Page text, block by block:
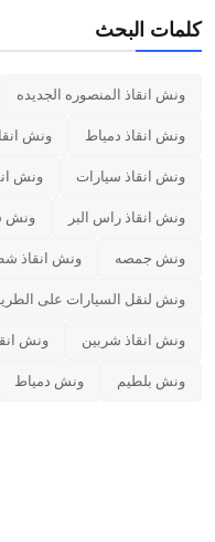
كلمات البحث
ونش انقاذ المنصوره الجديده
ونش انقاذ دمياط ونش
ونش انقاذ سيارات ونش
ونش انقاذ راس البر ونش
ونش جمصه ونش انقاذ
ونش لنقل السيارات على
ونش انقاذ شربين ونش
ونش بلطيم ونش دمياط